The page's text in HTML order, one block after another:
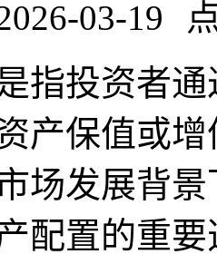
03-19
指投资者
产保值或
场发展背
配置的重